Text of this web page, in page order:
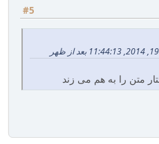
#5
متن را به هم می زند